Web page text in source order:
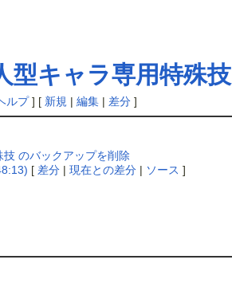
型キャラ専用特殊技
ルプ] [ 新規 |編集 | 差分 ]
のバックアップを削除
[ 差分 | 現在との差分 | ソース ]